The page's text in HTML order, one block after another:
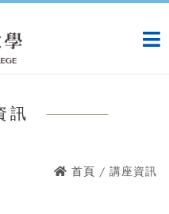
訊
首頁 / 講座資訊